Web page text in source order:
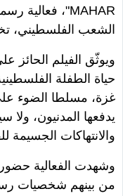
MAHAR"، فعالية
الشعب الفلسطيني،
ويوثّق الفيلم الحائز
غزة، مسلطا الضوء على
يدفعها المدنيون،
والانتهاكات الجسيمة
من بينهم شخصيات